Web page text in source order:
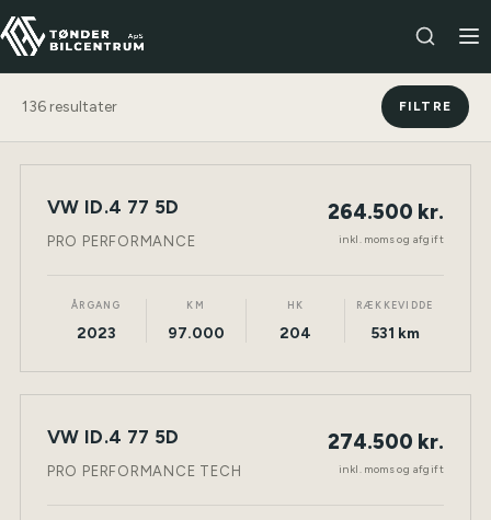
136 resultater FILTRE
NY BIL ELEKTRISK TØNDER
VW ID.4 77 5D
PRO PERFORMANCE
264.500 kr.
inkl. moms og afgift
ÅRGANG
2023
KM
97.000
HK
204
RÆKKEVIDDE
531 km
NY BIL ELEKTRISK TØNDER
VW ID.4 77 5D
PRO PERFORMANCE TECH
274.500 kr.
inkl. moms og afgift